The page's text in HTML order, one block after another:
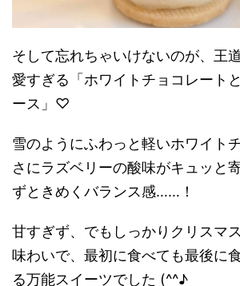
そして忘れちゃいけないのが、王
愛すぎる「ホワイトチョコレート
ース」♡
雪のようにふわっと軽いホワイト
さにラズベリーの酸味がキュッと
ずときめくバランス感……！
甘すぎず、でもしっかりクリスマ
味わいで、最初に食べても最後に
る万能スイーツでした (^^♪